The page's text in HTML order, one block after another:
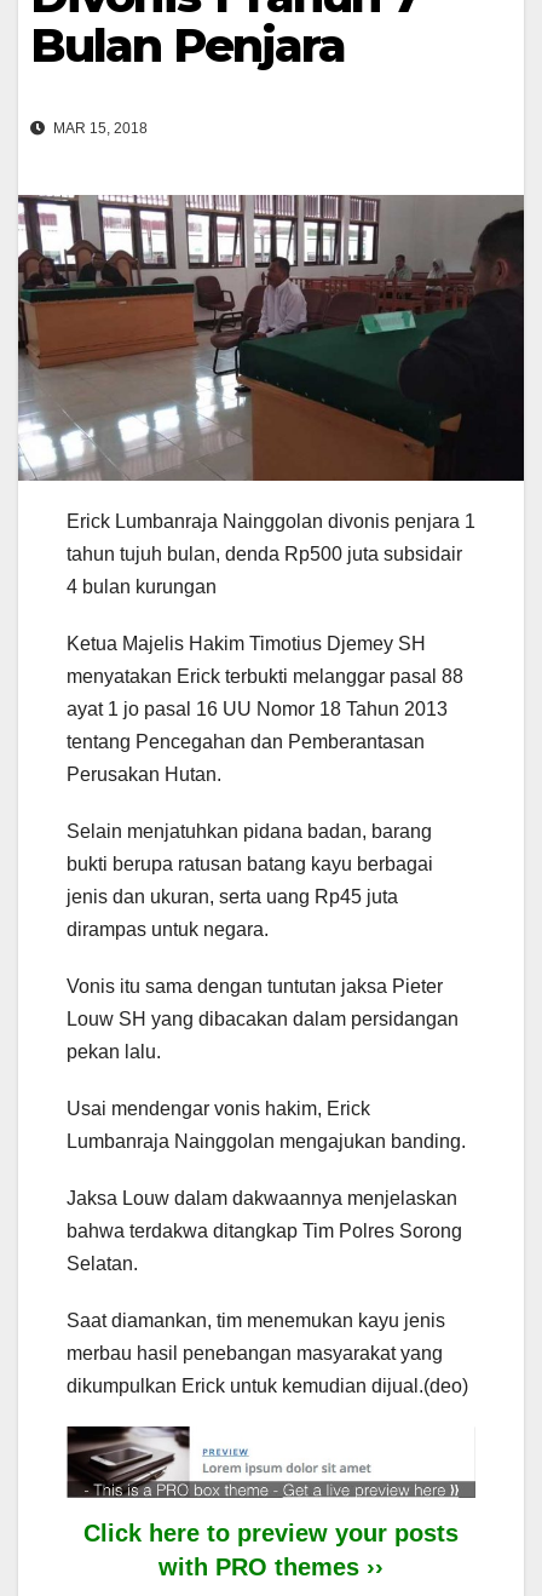
Bulan Penjara
MAR 15, 2018
Erick Lumbanraja Nainggolan divonis penjara 1
tahun tujuh bulan, denda Rp500 juta subsidair
4 bulan kurungan
Ketua Majelis Hakim Timotius Djemey SH
menyatakan Erick terbukti melanggar pasal 88
ayat 1 jo pasal 16 UU Nomor 18 Tahun 2013
tentang Pencegahan dan Pemberantasan
Perusakan Hutan.
Selain menjatuhkan pidana badan, barang
bukti berupa ratusan batang kayu berbagai
jenis dan ukuran, serta uang Rp45 juta
dirampas untuk negara.
Vonis itu sama dengan tuntutan jaksa Pieter
Louw SH yang dibacakan dalam persidangan
pekan lalu.
Usai mendengar vonis hakim, Erick
Lumbanraja Nainggolan mengajukan banding.
Jaksa Louw dalam dakwaannya menjelaskan
bahwa terdakwa ditangkap Tim Polres Sorong
Selatan.
Saat diamankan, tim menemukan kayu jenis
merbau hasil penebangan masyarakat yang
dikumpulkan Erick untuk kemudian dijual.(deo)
Click here to preview your posts
with PRO themes ››